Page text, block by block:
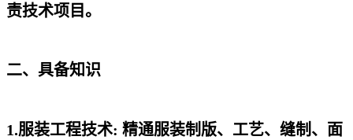
责技术项目。
二、具备知识
1.服装工程技术: 精通服装制版、工艺、缝制、面